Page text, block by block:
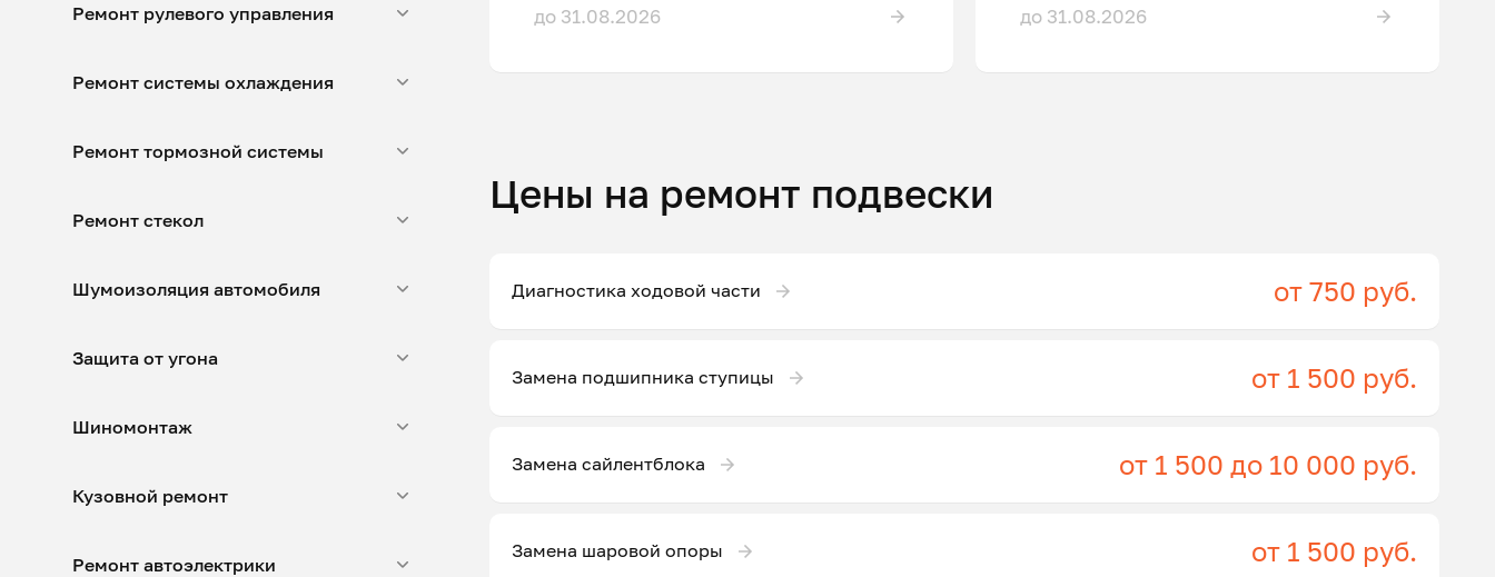
Ремонт рулевого управления
Ремонт системы охлаждения
Ремонт тормозной системы
Ремонт стекол
Шумоизоляция автомобиля
Защита от угона
Шиномонтаж
Кузовной ремонт
Ремонт автоэлектрики
до 31.08.2026 до 31.08.2026
Цены на ремонт подвески
Диагностика ходовой части от 750 руб.
Замена подшипника ступицы от 1 500 руб.
Замена сайлентблока от 1 500 до 10 000 руб.
Замена шаровой опоры от 1 500 руб.